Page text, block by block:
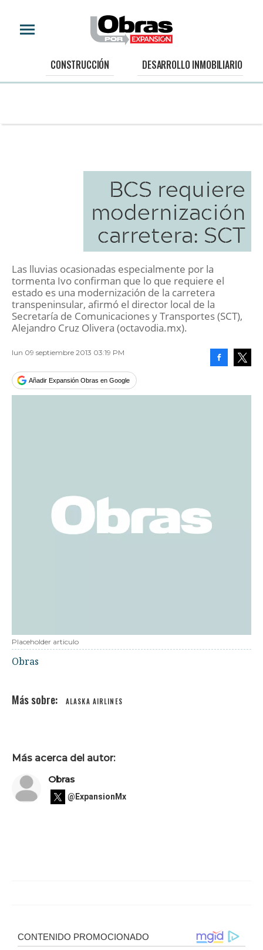
CONSTRUCCIÓN DESARROLLO INMOBILIARIO
BCS requiere
modernización
carretera: SCT
Las lluvias ocasionadas especialmente por la
tormenta Ivo confirman que lo que requiere el
estado es una modernización de la carretera
transpeninsular, afirmó el director local de la
Secretaría de Comunicaciones y Transportes (SCT),
Alejandro Cruz Olivera (octavodia.mx).
lun 09 septiembre 2013 03:19 PM
Añadir Expansión Obras en Google
Placeholder articulo
Obras
ALASKA AIRLINES
Más acerca del autor:
Obras
@ExpansionMx